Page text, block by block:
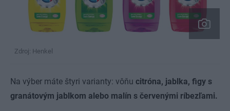
Zdroj: Henkel
Na výber máte štyri varianty: vôňu citróna, jablka, figy s
granátovým jablkom alebo malín s červenými ríbezľami.